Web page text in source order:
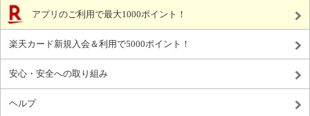
アプリのご利用で最大1000ポイント！
楽天カード新規入会＆利用で5000ポイント！
安心・安全への取り組み
ヘルプ